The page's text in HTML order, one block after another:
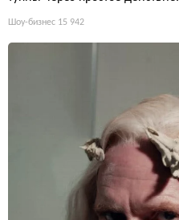
Шоу-бизнес 15 942